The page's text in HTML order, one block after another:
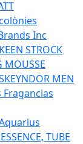
Inc
STROCK
MOUSSE
MEN
TUBE